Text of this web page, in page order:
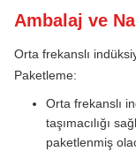
Ambalaj ve
Orta frekanslı
Paketleme:
Orta frekanslı
taşımacılığı
paketlenmiş